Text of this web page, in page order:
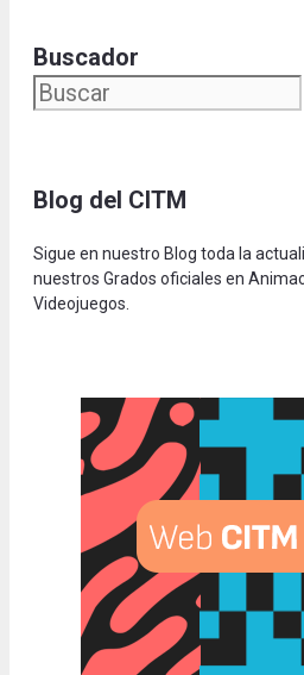
Buscador
Blog del CITM
Sigue en nuestro Blog toda la
nuestros Grados oficiales en
Videojuegos.